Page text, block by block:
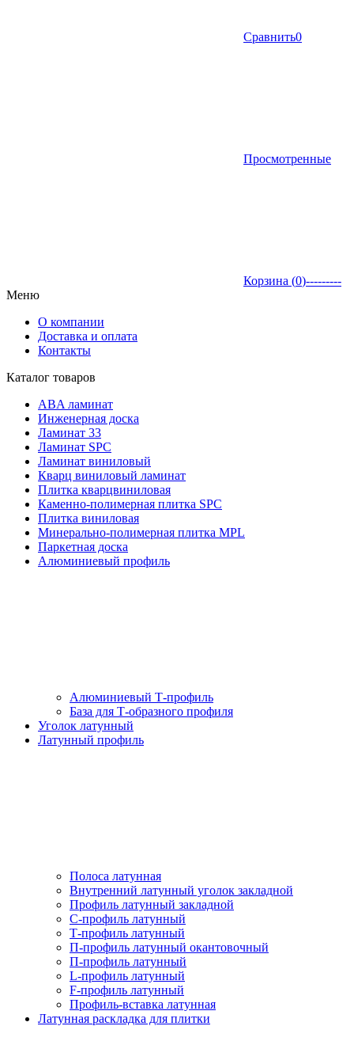
Сравнить0
Просмотренные
Корзина (0)---------
Меню
О компании
Доставка и оплата
Контакты
Каталог товаров
ABA ламинат
Инженерная доска
Ламинат 33
Ламинат SPC
Ламинат виниловый
Кварц виниловый ламинат
Плитка кварцвиниловая
Каменно-полимерная плитка SPC
Плитка виниловая
Минерально-полимерная плитка MPL
Паркетная доска
Алюминиевый профиль
Алюминиевый Т-профиль
База для Т-образного профиля
Уголок латунный
Латунный профиль
Полоса латунная
Внутренний латунный уголок закладной
Профиль латунный закладной
С-профиль латунный
Т-профиль латунный
П-профиль латунный окантовочный
П-профиль латунный
L-профиль латунный
F-профиль латунный
Профиль-вставка латунная
Латунная раскладка для плитки